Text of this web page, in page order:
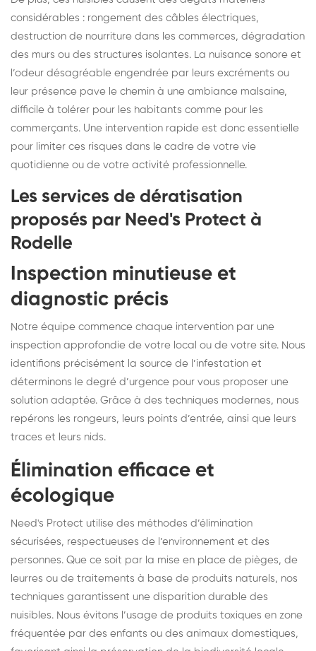
considérables : rongement des câbles électriques,
destruction de nourriture dans les commerces, dégradation
des murs ou des structures isolantes. La nuisance sonore et
l’odeur désagréable engendrée par leurs excréments ou
leur présence pave le chemin à une ambiance malsaine,
difficile à tolérer pour les habitants comme pour les
commerçants. Une intervention rapide est donc essentielle
pour limiter ces risques dans le cadre de votre vie
quotidienne ou de votre activité professionnelle.
Les services de dératisation
proposés par Need's Protect à
Rodelle
Inspection minutieuse et
diagnostic précis
Notre équipe commence chaque intervention par une
inspection approfondie de votre local ou de votre site. Nous
identifions précisément la source de l’infestation et
déterminons le degré d’urgence pour vous proposer une
solution adaptée. Grâce à des techniques modernes, nous
repérons les rongeurs, leurs points d’entrée, ainsi que leurs
traces et leurs nids.
Élimination efficace et
écologique
Need's Protect utilise des méthodes d’élimination
sécurisées, respectueuses de l’environnement et des
personnes. Que ce soit par la mise en place de pièges, de
leurres ou de traitements à base de produits naturels, nos
techniques garantissent une disparition durable des
nuisibles. Nous évitons l’usage de produits toxiques en zone
fréquentée par des enfants ou des animaux domestiques,